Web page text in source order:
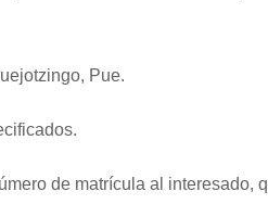
Pue.
de matrícula al